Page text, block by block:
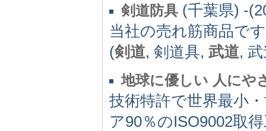
剣道防具 (千葉県) -
当社の売れ筋商品で
(剣道, 剣道具, 武道,
地球に優しい 人にや
技術特許で世界最小
ア90％のISO9002取